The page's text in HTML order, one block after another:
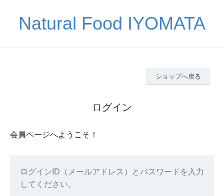
Natural Food IYOMATA
ショップへ戻る
ログイン
会員ページへようこそ！
ログインID（メールアドレス）とパスワードを入力
してください。